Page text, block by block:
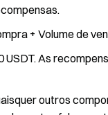
+ Volume de
As
outros